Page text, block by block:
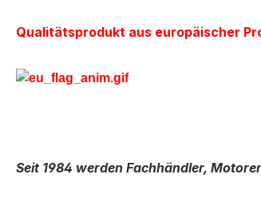
Qualitätsprodukt aus europäischer
Seit 1984 werden Fachhändler,